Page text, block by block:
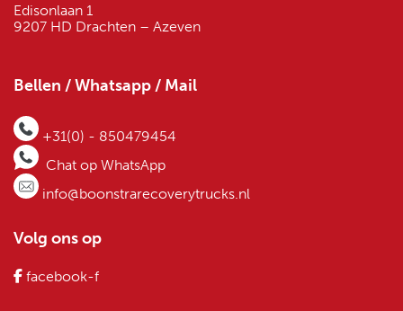
Edisonlaan 1
9207 HD Drachten – Azeven
Bellen / Whatsapp / Mail
+31(0) - 850479454
Chat op WhatsApp
info@boonstrarecoverytrucks.nl
Volg ons op
facebook-f